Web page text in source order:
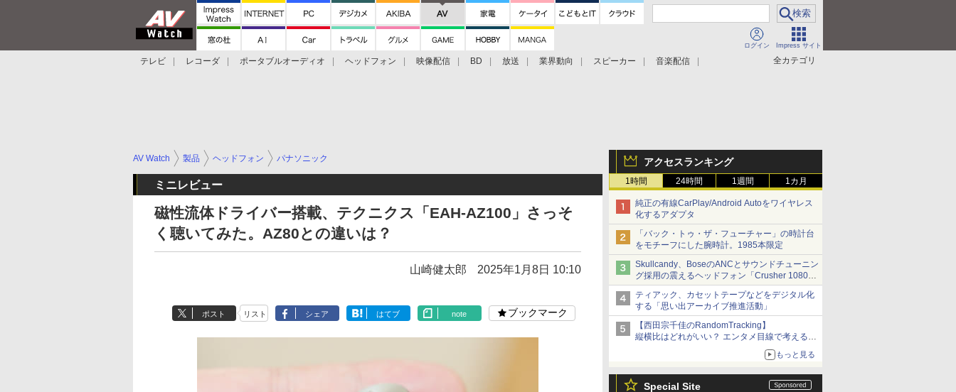
ログイン Impress サイト
全カテゴリ
テレビ レコーダ ポータブルオーディオ ヘッドフォン 映像配信 BD 放送 業界動向 スピーカー
音楽配信
アクセスランキング
1時間 24時間 1週間 1カ月
純正の有線CarPlay/Android Autoをワイヤレス
化するアダプタ
「バック・トゥ・ザ・フューチャー」の時計台
をモチーフにした腕時計。1985本限定
Skullcandy、BoseのANCとサウンドチューニン
グ採用の震えるヘッドフォン「Crusher 1080
ANC」
ティアック、カセットテープなどをデジタル化
する「思い出アーカイブ推進活動」
【西田宗千佳のRandomTracking】
縦横比はどれがいい？ エンタメ目線で考える、
もっと見る
Special Site
AV Watch 製品 ヘッドフォン パナソニック
ミニレビュー
磁性流体ドライバー搭載、テクニクス「EAH-AZ100」さっそ
く聴いてみた。AZ80との違いは？
山崎健太郎 2025年1月8日 10:10
ポスト リスト シェア はてブ note ブックマーク